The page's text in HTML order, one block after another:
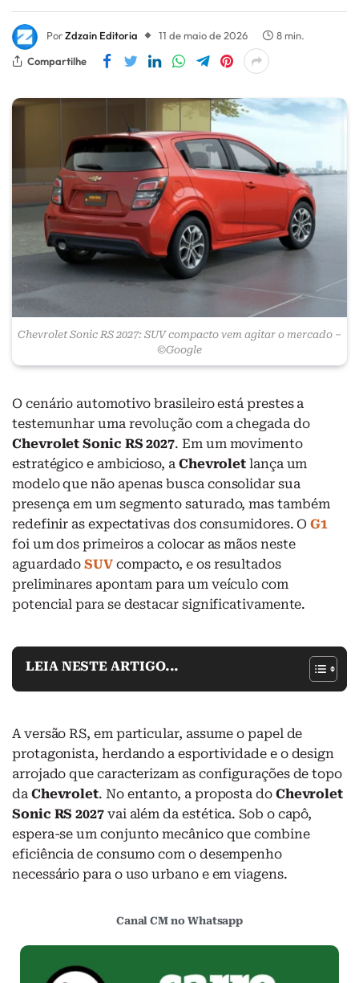
PorZdzain Editoria 11 de maio de 2026
8 min.
Compartilhe
Chevrolet Sonic RS 2027: SUV compacto vem agitar o mercado –
©Google
O cenário automotivo brasileiro está prestes a
testemunhar uma revolução com a chegada do
Chevrolet Sonic RS 2027. Em um movimento
estratégico e ambicioso, a Chevrolet lança um
modelo que não apenas busca consolidar sua
presença em um segmento saturado, mas também
redefinir as expectativas dos consumidores. OG1
foi um dos primeiros a colocar as mãos neste
aguardadoSUVcompacto, e os resultados
preliminares apontam para um veículo com
potencial para se destacar significativamente.
LEIA NESTE ARTIGO...
A versão RS, em particular, assume o papel de
protagonista, herdando a esportividade e o design
arrojado que caracterizam as configurações de topo
da Chevrolet. No entanto, a proposta do Chevrolet
Sonic RS 2027vai além da estética. Sob o capô,
espera-se um conjunto mecânico que combine
eficiência de consumo com o desempenho
necessário para o uso urbano e em viagens.
Canal CM no Whatsapp